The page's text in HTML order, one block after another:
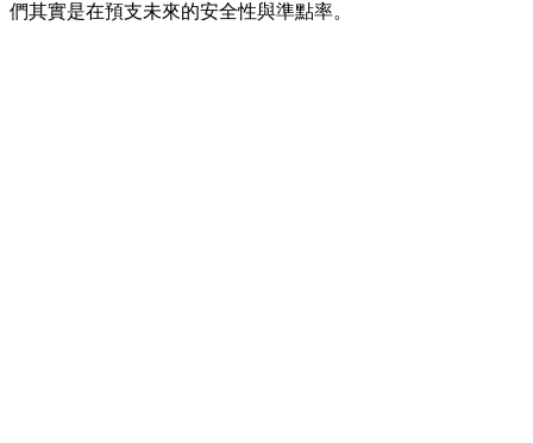
們其實是在預支未來的安全性與準點率。